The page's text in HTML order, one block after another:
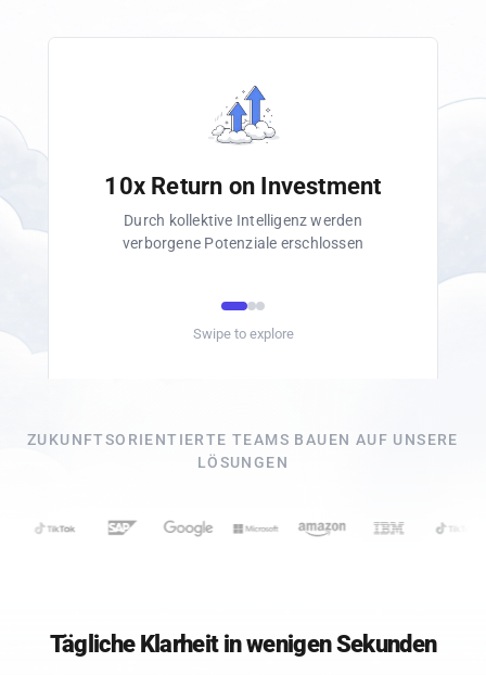
10x Return on Investment
Durch kollektive Intelligenz werden
verborgene Potenziale erschlossen
+30% Führungswirkung
Durch klare Prioritäten, Aufgaben und KI-
Coaching
48% Tägliches Engagement
Durch echte Einbindung in die Entwicklung
des Unternehmens
Swipe to explore
ZUKUNFTSORIENTIERTE TEAMS BAUEN AUF UNSERE
LÖSUNGEN
Tägliche Klarheit in wenigen Sekunden